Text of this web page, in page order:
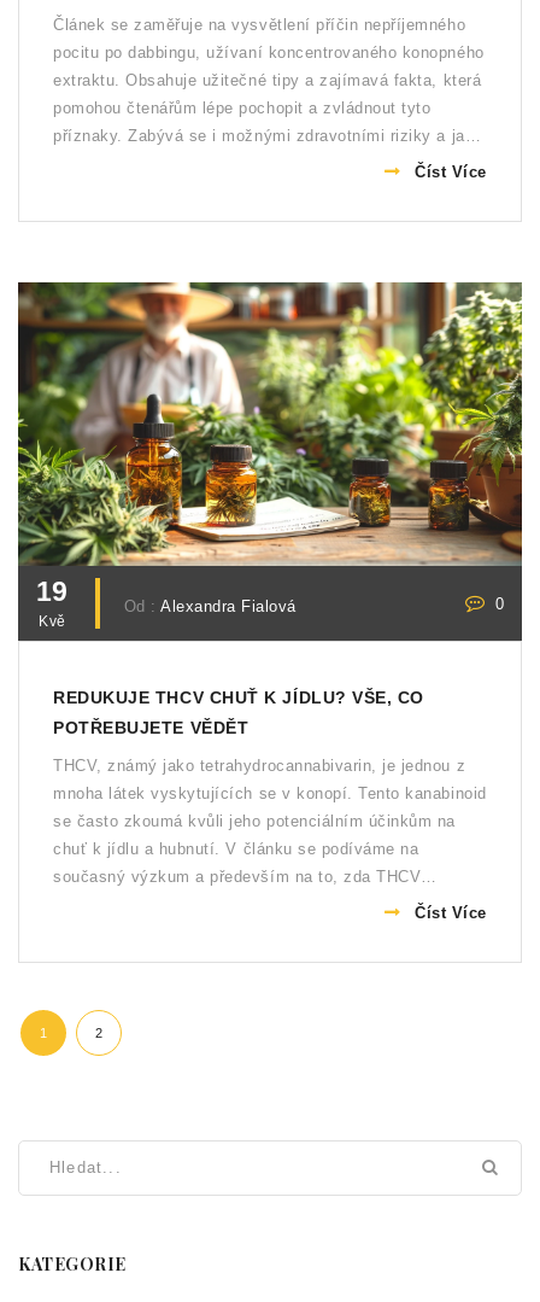
Článek se zaměřuje na vysvětlení příčin nepříjemného
pocitu po dabbingu, užívaní koncentrovaného konopného
extraktu. Obsahuje užitečné tipy a zajímavá fakta, která
pomohou čtenářům lépe pochopit a zvládnout tyto
příznaky. Zabývá se i možnými zdravotními riziky a jak
Číst Více
19
Kvě
Od :Alexandra Fialová 0
REDUKUJE THCV CHUŤ K JÍDLU? VŠE, CO
POTŘEBUJETE VĚDĚT
THCV, známý jako tetrahydrocannabivarin, je jednou z
mnoha látek vyskytujících se v konopí. Tento kanabinoid
se často zkoumá kvůli jeho potenciálním účinkům na
chuť k jídlu a hubnutí. V článku se podíváme na
současný výzkum a především na to, zda THCV
Číst Více
1 2
KATEGORIE